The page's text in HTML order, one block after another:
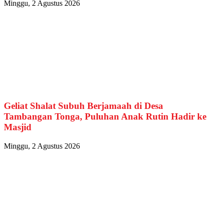
Minggu, 2 Agustus 2026
Geliat Shalat Subuh Berjamaah di Desa
Tambangan Tonga, Puluhan Anak Rutin Hadir ke
Masjid
Minggu, 2 Agustus 2026